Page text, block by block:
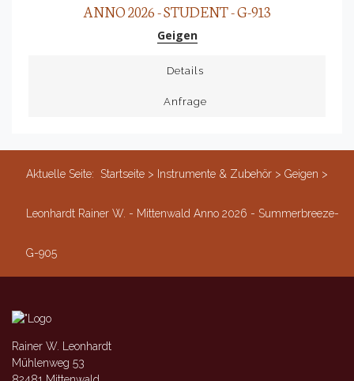
ANNO 2026 - STUDENT - G-913
Geigen
Details
Anfrage
Aktuelle Seite: Startseite > Instrumente & Zubehör > Geigen >
Leonhardt Rainer W. - Mittenwald Anno 2026 - Summerbreeze-
G-905
Rainer W. Leonhardt
Mühlenweg 53